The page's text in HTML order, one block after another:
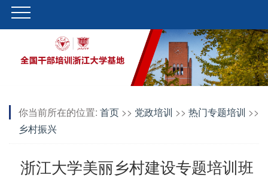
你当前所在的位置: 首页 >> 党政培训 >> 热门专题培训 >>
乡村振兴
浙江大学美丽乡村建设专题培训班